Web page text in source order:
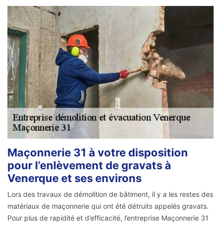
Maçonnerie 31 à votre disposition
pour l’enlèvement de gravats à
Venerque et ses environs
Lors des travaux de démolition de bâtiment, il y a les restes des
matériaux de maçonnerie qui ont été détruits appelés gravats.
Pour plus de rapidité et d’efficacité, l’entreprise Maçonnerie 31